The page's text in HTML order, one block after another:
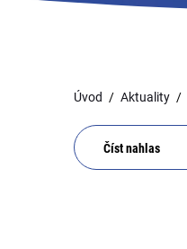
Úvod Aktuality
Číst nahlas